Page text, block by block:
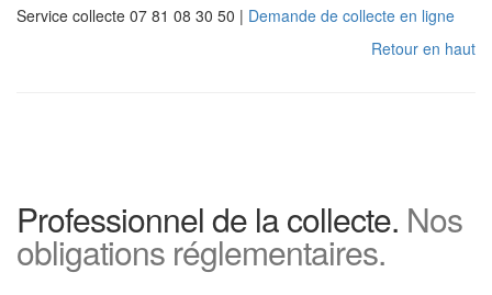
Service collecte 07 81 08 30 50 | Demande de collecte en ligne
Retour en haut
Professionnel de la collecte. Nos
obligations réglementaires.